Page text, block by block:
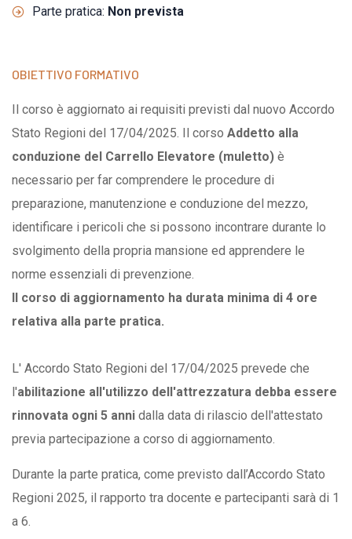
Parte pratica: Non prevista
OBIETTIVO FORMATIVO
Il corso è aggiornato ai requisiti previsti dal nuovo Accordo
Stato Regioni del 17/04/2025. Il corso Addetto alla
conduzione del Carrello Elevatore (muletto) è
necessario per far comprendere le procedure di
preparazione, manutenzione e conduzione del mezzo,
identificare i pericoli che si possono incontrare durante lo
svolgimento della propria mansione ed apprendere le
norme essenziali di prevenzione.
Il corso di aggiornamento ha durata minima di 4 ore
relativa alla parte pratica.
L' Accordo Stato Regioni del 17/04/2025 prevede che
l'abilitazione all'utilizzo dell'attrezzatura debba essere
rinnovata ogni 5 anni dalla data di rilascio dell'attestato
previa partecipazione a corso di aggiornamento.
Durante la parte pratica, come previsto dall’Accordo Stato
Regioni 2025, il rapporto tra docente e partecipanti sarà di 1
a 6.